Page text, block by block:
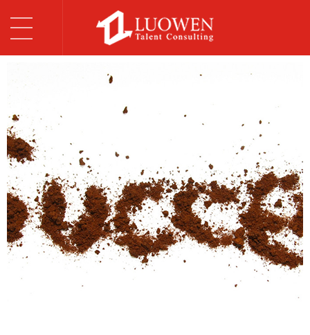
网络规范
加入罗闻
联系我们
a
v
i
g
a
t
i
o